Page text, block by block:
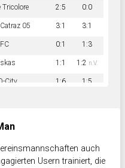
Tricolore 2:5 0:0
05 3:1 3:1
0:1 1:3
1:1 1:2 n.V.
City 1:6 1:5
auch
Usern trainiert, die